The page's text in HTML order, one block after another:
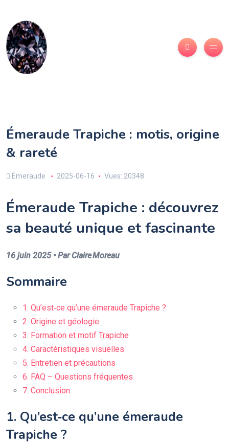
Émeraude Trapiche : motis, origine
& rareté
Émeraude 2025-06-16 Vues: 20348
Émeraude Trapiche : découvrez
sa beauté unique et fascinante
16 juin 2025 • Par Claire Moreau
Sommaire
1. Qu’est‑ce qu’une émeraude Trapiche ?
2. Origine et géologie
3. Formation et motif Trapiche
4. Caractéristiques visuelles
5. Entretien et précautions
6. FAQ – Questions fréquentes
7. Conclusion
1. Qu’est‑ce qu’une émeraude
Trapiche ?